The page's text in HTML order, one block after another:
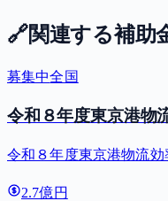
🔗関連する補助
募集中全国
令和８年度東京港物
令和８年度東京港物流
2.7億円